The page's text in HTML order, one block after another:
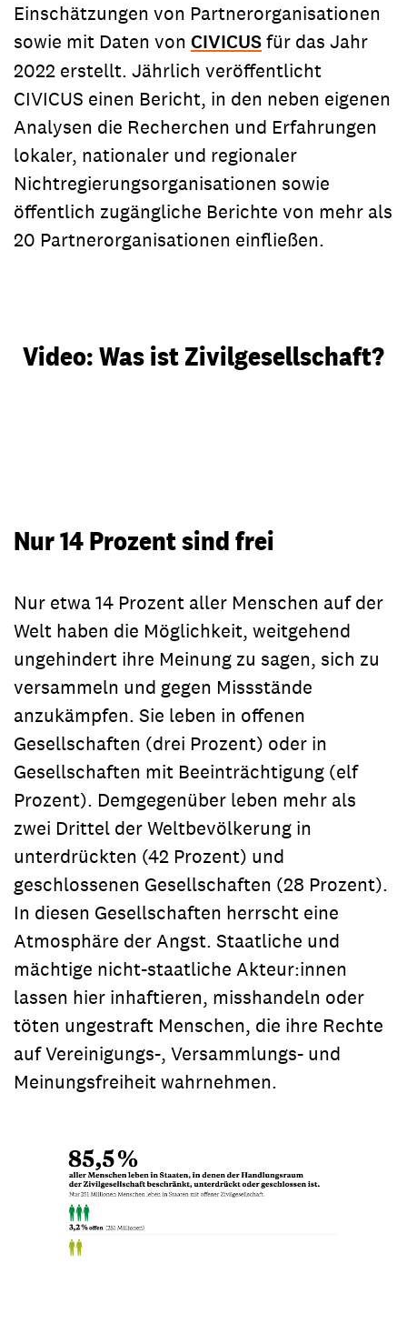
Einschätzungen von Partnerorganisationen
sowie mit Daten von CIVICUSfür das Jahr
2022 erstellt. Jährlich veröffentlicht
CIVICUS einen Bericht, in den neben eigenen
Analysen die Recherchen und Erfahrungen
lokaler, nationaler und regionaler
Nichtregierungsorganisationen sowie
öffentlich zugängliche Berichte von mehr als
20 Partnerorganisationen einfließen.
Video: Was ist Zivilgesellschaft?
Nur 14 Prozent sind frei
Nur etwa 14 Prozent aller Menschen auf der
Welt haben die Möglichkeit, weitgehend
ungehindert ihre Meinung zu sagen, sich zu
versammeln und gegen Missstände
anzukämpfen. Sie leben in offenen
Gesellschaften (drei Prozent) oder in
Gesellschaften mit Beeinträchtigung (elf
Prozent). Demgegenüber leben mehr als
zwei Drittel der Weltbevölkerung in
unterdrückten (42 Prozent) und
geschlossenen Gesellschaften (28 Prozent).
In diesen Gesellschaften herrscht eine
Atmosphäre der Angst. Staatliche und
mächtige nicht-staatliche Akteur:innen
lassen hier inhaftieren, misshandeln oder
töten ungestraft Menschen, die ihre Rechte
auf Vereinigungs-, Versammlungs- und
Meinungsfreiheit wahrnehmen.